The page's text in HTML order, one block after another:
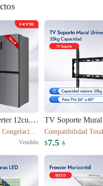
Refrigerador Inverter 12cu.ft (337L) 4 puertas HRF-AM48
Tecnología inverter Congelación: 112L Refrigeración: 225L Dimensión: W79.5*D63*H180(cm) Peso neto/bruto: 79KG / 87KG
Vendido $7.5 $